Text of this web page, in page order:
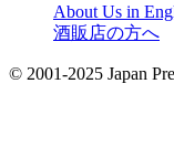
About Us in
酒販店の方へ
© 2001-2025 Japan